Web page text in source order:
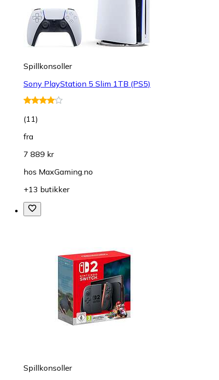
Spillkonsoller
Sony PlayStation 5 Slim 1TB (PS5)
(11)
fra
7 889 kr
hos MaxGaming.no
+13 butikker
Spillkonsoller